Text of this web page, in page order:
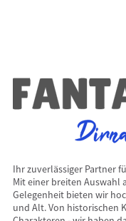
Ihr zuverlässiger Partner
Mit einer breiten Auswahl
Gelegenheit bieten wir
und Alt. Von historischen